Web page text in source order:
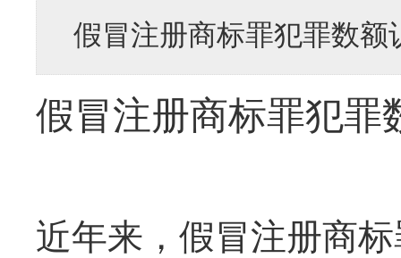
假冒注册商标罪犯罪数额
假冒注册商标罪犯罪
近年来，假冒注册商